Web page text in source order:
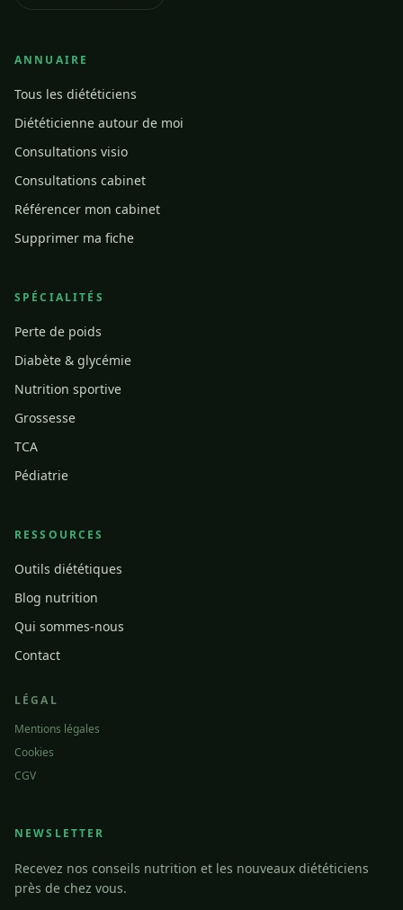
ANNUAIRE
Tous les diététiciens
Diététicienne autour de moi
Consultations visio
Consultations cabinet
Référencer mon cabinet
Supprimer ma fiche
SPÉCIALITÉS
Perte de poids
Diabète & glycémie
Nutrition sportive
Grossesse
TCA
Pédiatrie
RESSOURCES
Outils diététiques
Blog nutrition
Qui sommes-nous
Contact
LÉGAL
Mentions légales
Cookies
CGV
NEWSLETTER
Recevez nos conseils nutrition et les nouveaux diététiciens
près de chez vous.